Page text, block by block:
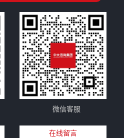
微信客服
在线留言